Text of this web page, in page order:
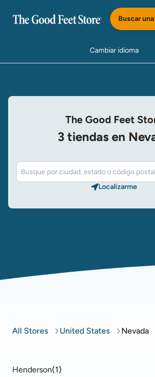
Buscar
Cambiar idioma
The Good Feet
3 tiendas en
Localizarme​​​​​​​
All Stores United States Nevada
Henderson(1)